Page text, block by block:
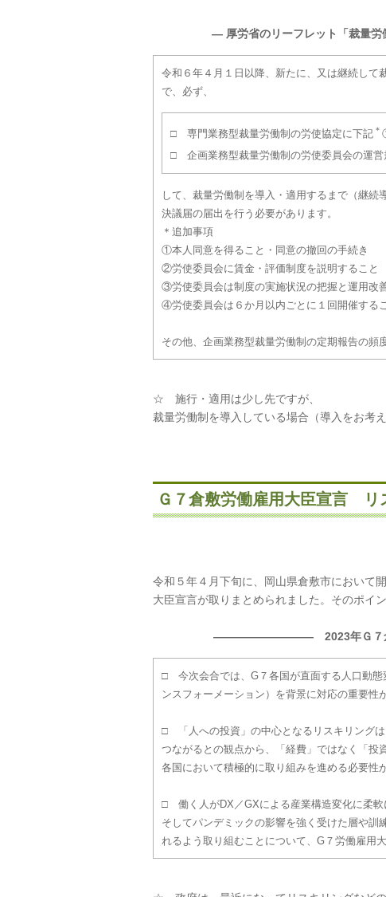
― 厚労省のリーフレット「裁量
令和６年４月１日以降、新たに、又は継続して
で、必ず、
□ 専門業務型裁量労働制の労使協定に下記 ＊
□ 企画業務型裁量労働制の労使委員会の運営
して、裁量労働制を導入・適用するまで（継続
決議届の届出を行う必要があります。
＊追加事項
①本人同意を得ること・同意の撤回の手続き
②労使委員会に賃金・評価制度を説明すること
③労使委員会は制度の実施状況の把握と運用改
④労使委員会は６か月以内ごとに１回開催する
その他、企画業務型裁量労働制の定期報告の頻
☆ 施行・適用は少し先ですが、
裁量労働制を導入している場合（導入をお考
Ｇ７倉敷労働雇用大臣宣言 リ
令和５年４月下旬に、岡山県倉敷市において
大臣宣言が取りまとめられました。そのポイ
――――――――― 2023年Ｇ７
□ 今次会合では、G７各国が直面する人口動態
ンスフォーメーション）を背景に対応の重要性
□ 「人への投資」の中心となるリスキリング
つながるとの観点から、「経費」ではなく「投
各国において積極的に取り組みを進める必要性
□ 働く人がDX／GXによる産業構造変化に柔軟
そしてパンデミックの影響を強く受けた層や
れるよう取り組むことについて、G７労働雇用